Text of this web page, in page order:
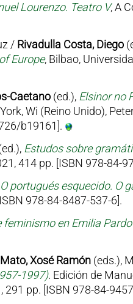
Lourenzo. Teatro V, A
/ Rivadulla Costa, Diego
Europe, Bilbao,
Caetano(ed.), Elsinor no
Wi (Reino Unido),
b19161].
Estudos sobre
414 pp. [ISBN 978-84-
O portugués esquecido. O
978-84-8487-537-6].
feminismo en Emilia
Xosé Ramón(eds.),
1997). Edición de
pp. [ISBN 978-84-